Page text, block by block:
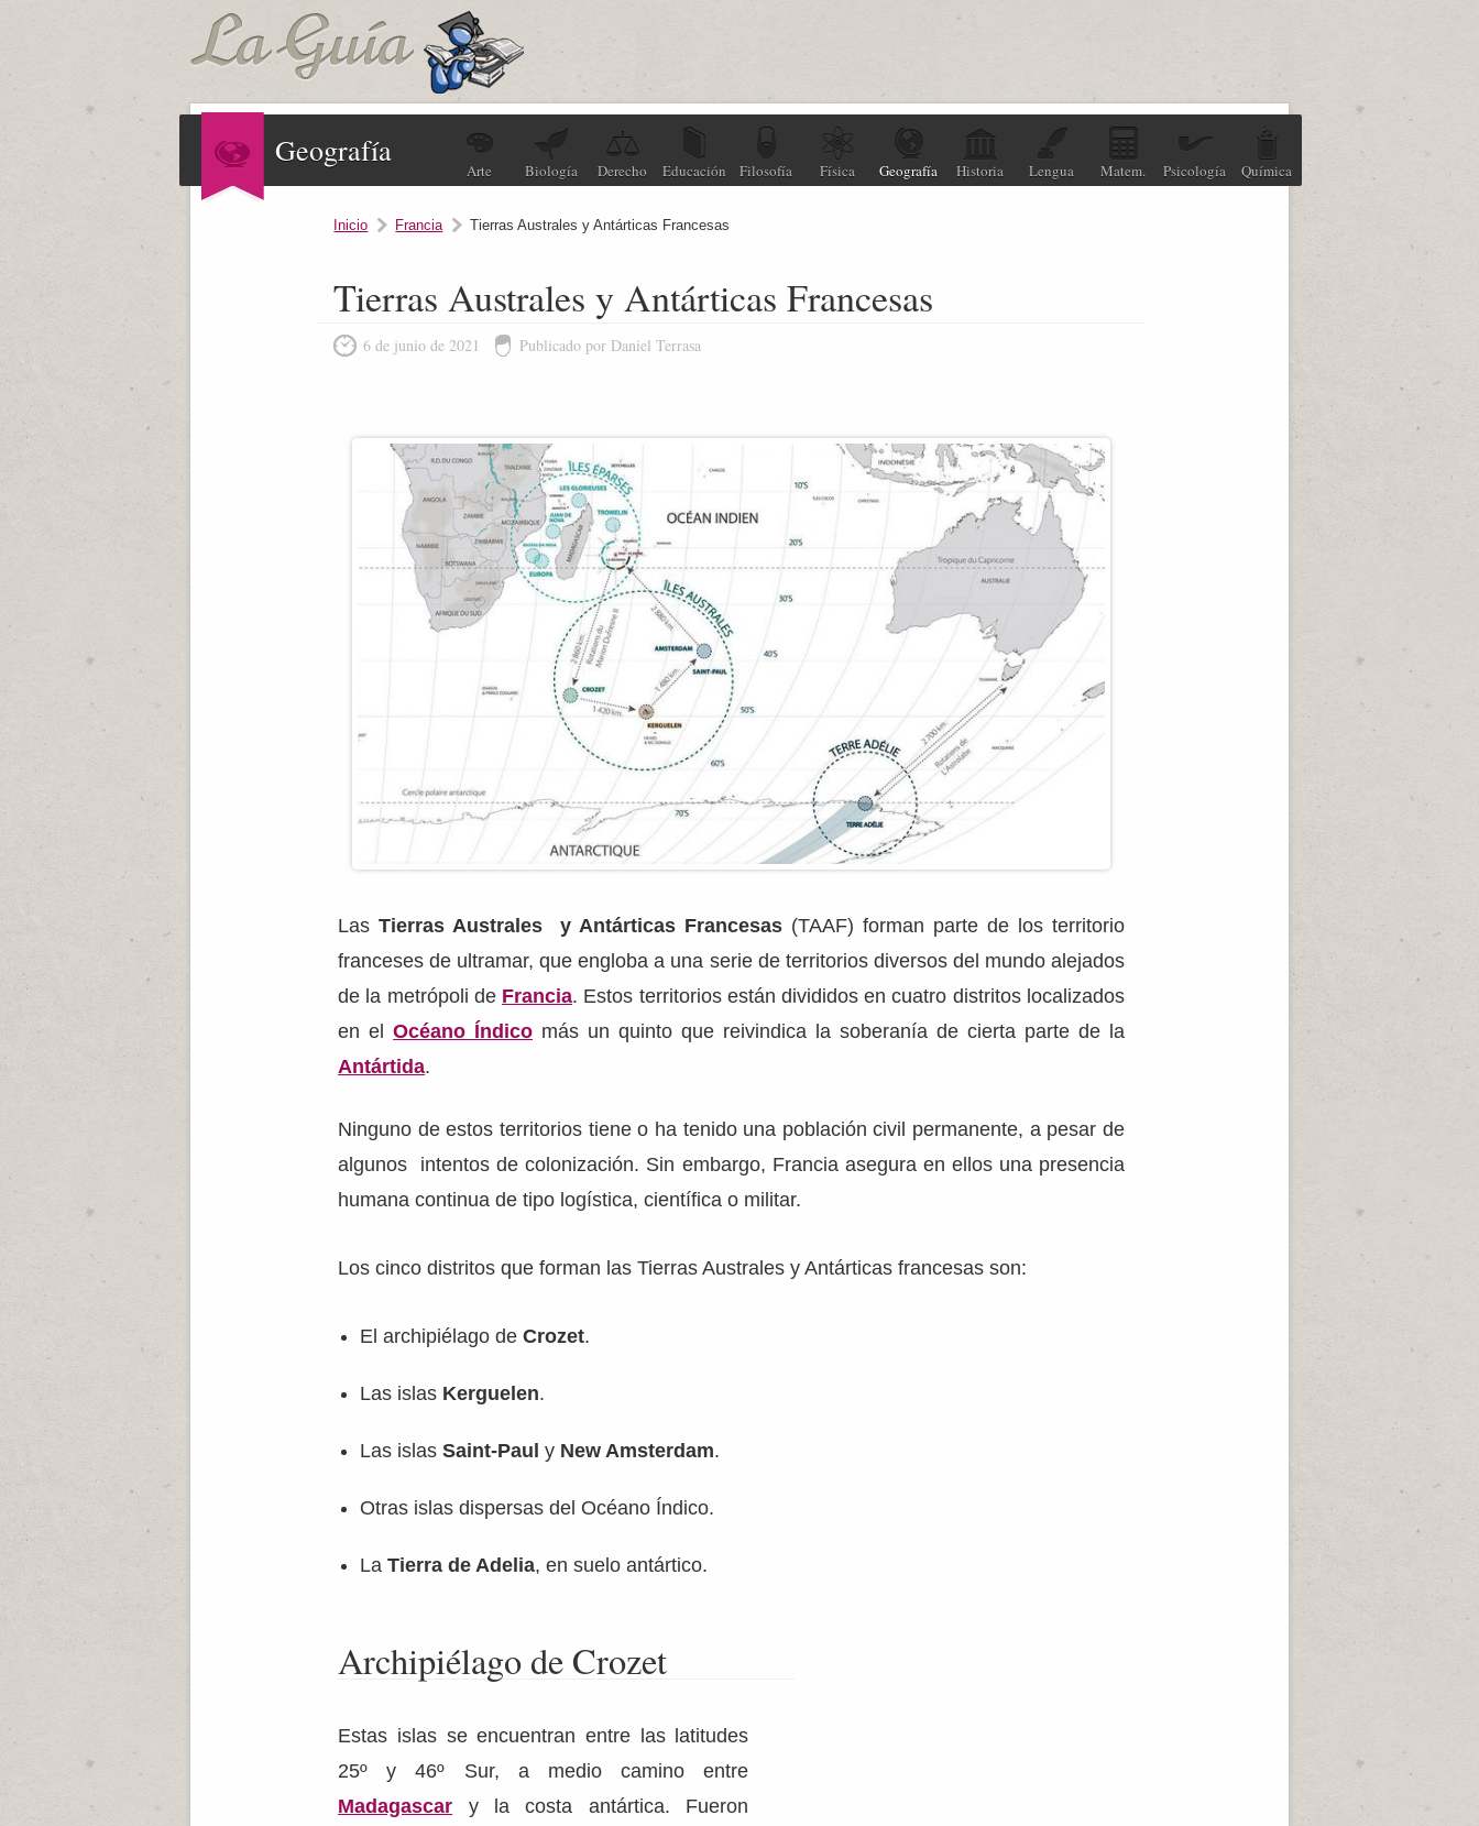
Geografía
Arte Biología Derecho Educación Filosofía Física Geografía Historia Lengua Matem. Psicología Química
Inicio Francia Tierras Australes y Antárticas Francesas
Tierras Australes y Antárticas Francesas
6 de junio de 2021 Publicado por Daniel Terrasa
Las Tierras Australes y Antárticas Francesas (TAAF) forman parte de los territorio
franceses de ultramar, que engloba a una serie de territorios diversos del mundo alejados
de la metrópoli de Francia. Estos territorios están divididos en cuatro distritos localizados
en elOcéano Índico más un quinto que reivindica la soberanía de cierta parte de la
Antártida.
Ninguno de estos territorios tiene o ha tenido una población civil permanente, a pesar de
algunos intentos de colonización. Sin embargo, Francia asegura en ellos una presencia
humana continua de tipo logística, científica o militar.
Los cinco distritos que forman las Tierras Australes y Antárticas francesas son:
El archipiélago de Crozet.
Las islas Kerguelen.
Las islasSaint-Paul y New Amsterdam.
Otras islas dispersas del Océano Índico.
LaTierra de Adelia, en suelo antártico.
Archipiélago de Crozet
Estas islas se encuentran entre las latitudes
25º y 46º Sur, a medio camino entre
Madagascar y la costa antártica. Fueron